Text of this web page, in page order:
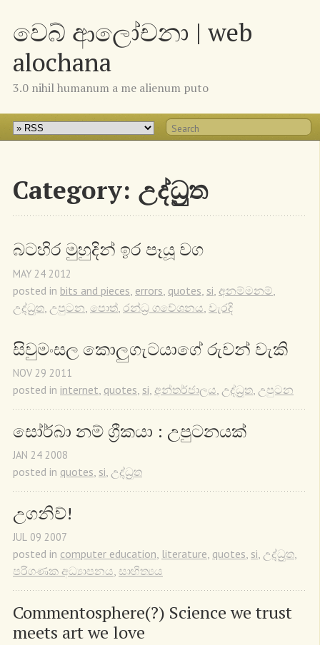
වෙබ් ආලෝචනා | web
alochana
3.0 nihil humanum a me alienum puto
Category: උද්ධ්‍රුත
බටහිර මුහුදින් ඉර පෑයූ වග
MAY 24 2012
posted in bits and pieces errors quotes si අනම්මනම්
උද්ධ්‍රුත උපුටන පොත් රන්ධ්‍ර ගවේශනය වැරදි
සිවුමංසල කොලුගැටයාගේ රුවන් වැකි
NOV 29 2011
posted in internet quotes si අන්තර්ජාලය උද්ධ්‍රුත උපුටන
සෝර්බා නම් ග්‍රීකයා : උපුටනයක්
JAN 24 2008
posted in quotes, si, උද්ධ්‍රුත
උගනිව්!
JUL 09 2007
posted in computer education, literature, quotes, si, උද්ධ්‍රුත,
පරිගණක අධ්‍යාපනය, සාහිත්‍යය
Commentosphere(?) Science we trust
meets art we love